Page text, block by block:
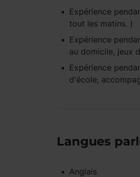
Expérience
tout les matins. )
Expérience
au domicile, jeux
Expérience
d'école,
Langues
Anglais